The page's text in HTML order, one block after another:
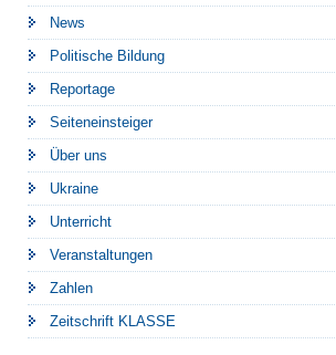
News
Politische Bildung
Reportage
Seiteneinsteiger
Über uns
Ukraine
Unterricht
Veranstaltungen
Zahlen
Zeitschrift KLASSE